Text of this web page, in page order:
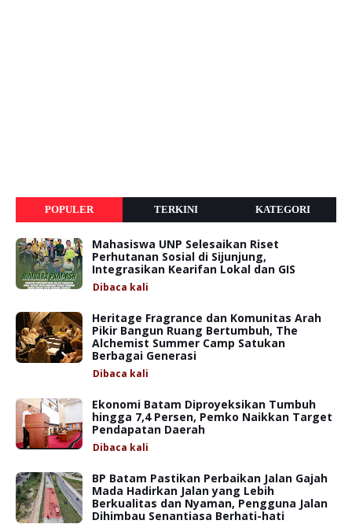
POPULER TERKINI KATEGORI
Mahasiswa UNP Selesaikan Riset
Perhutanan Sosial di Sijunjung,
Integrasikan Kearifan Lokal dan GIS
Dibaca kali
Heritage Fragrance dan Komunitas Arah
Pikir Bangun Ruang Bertumbuh, The
Alchemist Summer Camp Satukan
Berbagai Generasi
Dibaca kali
Ekonomi Batam Diproyeksikan Tumbuh
hingga 7,4 Persen, Pemko Naikkan Target
Pendapatan Daerah
Dibaca kali
BP Batam Pastikan Perbaikan Jalan Gajah
Mada Hadirkan Jalan yang Lebih
Berkualitas dan Nyaman, Pengguna Jalan
Dihimbau Senantiasa Berhati-hati